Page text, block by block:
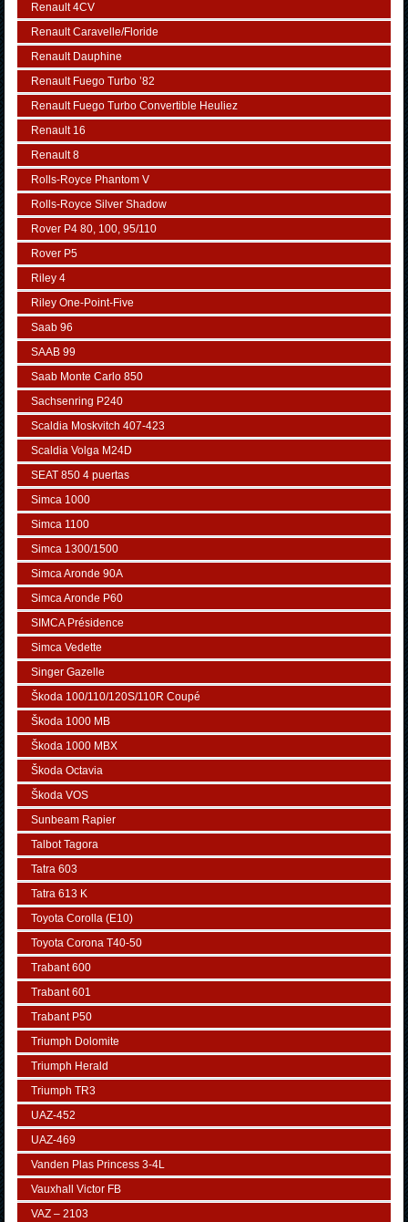
Renault 4CV
Renault Caravelle/Floride
Renault Dauphine
Renault Fuego Turbo ’82
Renault Fuego Turbo Convertible Heuliez
Renault 16
Renault 8
Rolls-Royce Phantom V
Rolls-Royce Silver Shadow
Rover P4 80, 100, 95/110
Rover P5
Riley 4
Riley One-Point-Five
Saab 96
SAAB 99
Saab Monte Carlo 850
Sachsenring P240
Scaldia Moskvitch 407-423
Scaldia Volga M24D
SEAT 850 4 puertas
Simca 1000
Simca 1100
Simca 1300/1500
Simca Aronde 90A
Simca Aronde P60
SIMCA Présidence
Simca Vedette
Singer Gazelle
Škoda 100/110/120S/110R Coupé
Škoda 1000 MB
Škoda 1000 MBX
Škoda Octavia
Škoda VOS
Sunbeam Rapier
Talbot Tagora
Tatra 603
Tatra 613 K
Toyota Corolla (E10)
Toyota Corona T40-50
Trabant 600
Trabant 601
Trabant P50
Triumph Dolomite
Triumph Herald
Triumph TR3
UAZ-452
UAZ-469
Vanden Plas Princess 3-4L
Vauxhall Victor FB
VAZ – 2103